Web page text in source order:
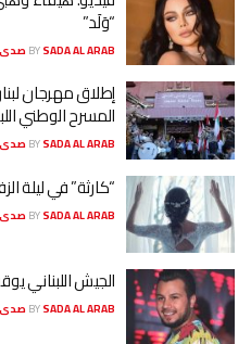
“وَلَد”
BYSADA AL ARAB صدى العرب
إطلاق مهرجان
المسرح الوطني
BYSADA AL ARAB صدى العرب
“كارثة” في ليلة
BYSADA AL ARAB صدى العرب
الجيش اللبناني
BYSADA AL ARAB صدى العرب